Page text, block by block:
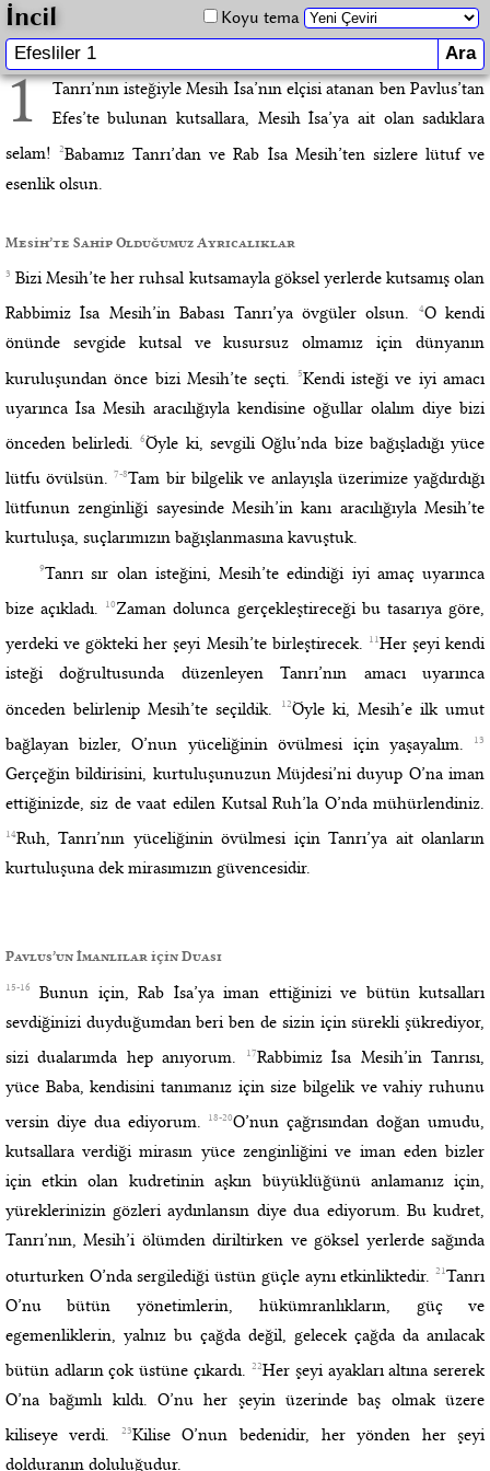
İncil Koyu tema
1
Tanrı’nın isteğiyle Mesih İsa’nın elçisi atanan ben Pavlus’tan
Efes’te bulunan kutsallara, Mesih İsa’ya ait olan sadıklara
selam!
2Babamız Tanrı’dan ve Rab İsa Mesih’ten sizlere lütuf ve
esenlik olsun.
Mesih’te Sahip Olduğumuz Ayrıcalıklar
3 Bizi Mesih’te her ruhsal kutsamayla göksel yerlerde kutsamış olan
Rabbimiz İsa Mesih’in Babası Tanrı’ya övgüler olsun.
4O kendi
önünde sevgide kutsal ve kusursuz olmamız için dünyanın
kuruluşundan önce bizi Mesih’te seçti.
5Kendi isteği ve iyi amacı
uyarınca İsa Mesih aracılığıyla kendisine oğullar olalım diye bizi
önceden belirledi.6Öyle ki, sevgili Oğlu’nda bize bağışladığı yüce
lütfu övülsün.7-8Tam bir bilgelik ve anlayışla üzerimize yağdırdığı
lütfunun zenginliği sayesinde Mesih’in kanı aracılığıyla Mesih’te
kurtuluşa, suçlarımızın bağışlanmasına kavuştuk.
9Tanrı sır olan isteğini, Mesih’te edindiği iyi amaç uyarınca
bize açıkladı.
10Zaman dolunca gerçekleştireceği bu tasarıya göre,
yerdeki ve gökteki her şeyi Mesih’te birleştirecek.
11Her şeyi kendi
isteği doğrultusunda düzenleyen Tanrı’nın amacı uyarınca
önceden belirlenip Mesih’te seçildik.
12Öyle ki, Mesih’e ilk umut
bağlayan bizler, O’nun yüceliğinin övülmesi için yaşayalım.
13
Gerçeğin bildirisini, kurtuluşunuzun Müjdesi’ni duyup O’na iman
ettiğinizde, siz de vaat edilen Kutsal Ruh’la O’nda mühürlendiniz.
14Ruh, Tanrı’nın yüceliğinin övülmesi için Tanrı’ya ait olanların
kurtuluşuna dek mirasımızın güvencesidir.
Pavlus’un İmanlılar için Duası
15-16
Bunun için, Rab İsa’ya iman ettiğinizi ve bütün kutsalları
sevdiğinizi duyduğumdan beri ben de sizin için sürekli şükrediyor,
sizi dualarımda hep anıyorum.
17Rabbimiz İsa Mesih’in Tanrısı,
yüce Baba, kendisini tanımanız için size bilgelik ve vahiy ruhunu
versin diye dua ediyorum.
18-20O’nun çağrısından doğan umudu,
kutsallara verdiği mirasın yüce zenginliğini ve iman eden bizler
için etkin olan kudretinin aşkın büyüklüğünü anlamanız için,
yüreklerinizin gözleri aydınlansın diye dua ediyorum. Bu kudret,
Tanrı’nın, Mesih’i ölümden diriltirken ve göksel yerlerde sağında
oturturken O’nda sergilediği üstün güçle aynı etkinliktedir.21Tanrı
O’nu bütün yönetimlerin, hükümranlıkların, güç ve
egemenliklerin, yalnız bu çağda değil, gelecek çağda da anılacak
bütün adların çok üstüne çıkardı.
22Her şeyi ayakları altına sererek
O’na bağımlı kıldı. O’nu her şeyin üzerinde baş olmak üzere
kiliseye verdi.
23Kilise O’nun bedenidir, her yönden her şeyi
dolduranın doluluğudur.